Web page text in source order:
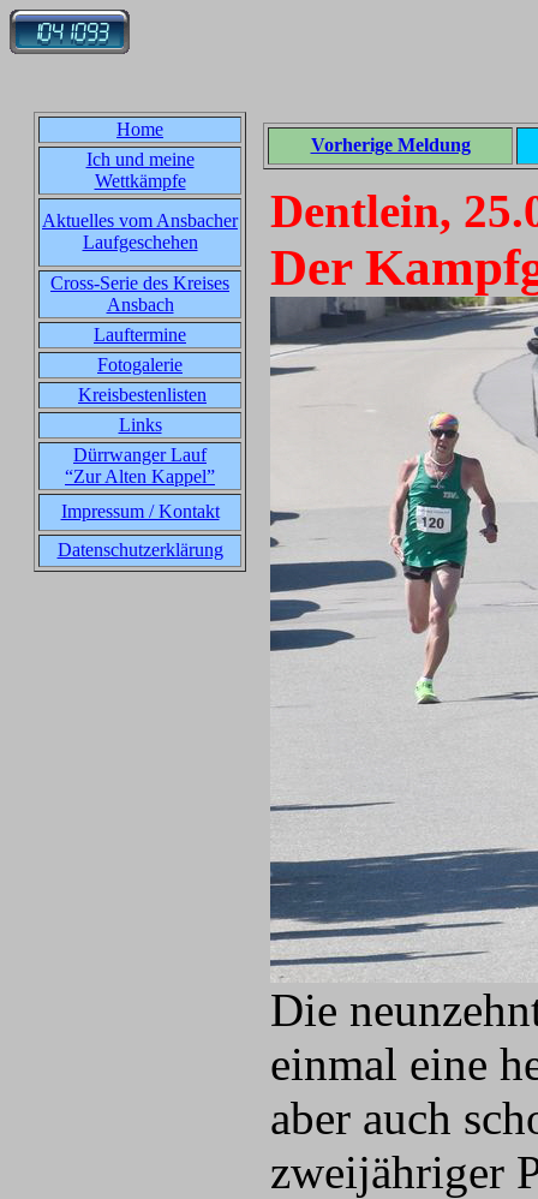
Home
Ich und meine
Wettkämpfe
Aktuelles vom Ansbacher
Laufgeschehen
Cross-Serie des Kreises
Ansbach
Lauftermine
Fotogalerie
Kreisbestenlisten
Links
Dürrwanger Lauf
“Zur Alten Kappel”
Impressum / Kontakt
Datenschutzerklärung
Vorherige Meldung
Dentlein,
Der
Die
einmal eine
aber auch
zweijähriger